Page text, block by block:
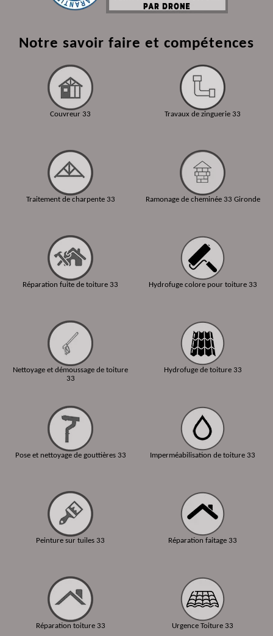
Notre savoir faire et compétences
Couvreur 33
Traitement de charpente 33
Réparation fuite de toiture 33
Nettoyage et démoussage de toiture
33
Pose et nettoyage de gouttières 33
Peinture sur tuiles 33
Réparation toiture 33
Travaux de zinguerie 33
Ramonage de cheminée 33 Gironde
Hydrofuge colore pour toiture 33
Hydrofuge de toiture 33
Imperméabilisation de toiture 33
Réparation faitage 33
Urgence Toiture 33